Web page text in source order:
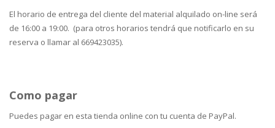
El horario de entrega del cliente del material alquilado on-line será
de 16:00 a 19:00. (para otros horarios tendrá que notificarlo en su
reserva o llamar al 669423035).
Como pagar
Puedes pagar en esta tienda online con tu cuenta de PayPal.